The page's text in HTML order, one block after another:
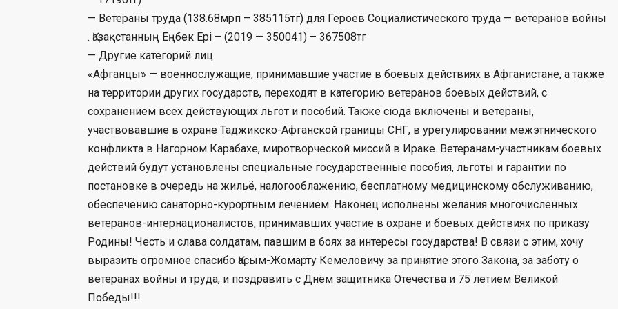
— Ветераны труда (138.68мрп – 385115тг) для Героев Социалистического труда — ветеранов войны
. Қазақстанның Еңбек Ері – (2019 — 350041) – 367508тг
— Другие категорий лиц
«Афганцы» — военнослужащие, принимавшие участие в боевых действиях в Афганистане, а также
на территории других государств, переходят в категорию ветеранов боевых действий, с
сохранением всех действующих льгот и пособий. Также сюда включены и ветераны,
участвовавшие в охране Таджикско-Афганской границы СНГ, в урегулировании межэтнического
конфликта в Нагорном Карабахе, миротворческой миссий в Ираке. Ветеранам-участникам боевых
действий будут установлены специальные государственные пособия, льготы и гарантии по
постановке в очередь на жильё, налогооблажению, бесплатному медицинскому обслуживанию,
обеспечению санаторно-курортным лечением. Наконец исполнены желания многочисленных
ветеранов-интернационалистов, принимавших участие в охране и боевых действиях по приказу
Родины! Честь и слава солдатам, павшим в боях за интересы государства! В связи с этим, хочу
выразить огромное спасибо Қасым-Жомарту Кемеловичу за принятие этого Закона, за заботу о
ветеранах войны и труда, и поздравить с Днём защитника Отечества и 75 летием Великой
Победы!!!